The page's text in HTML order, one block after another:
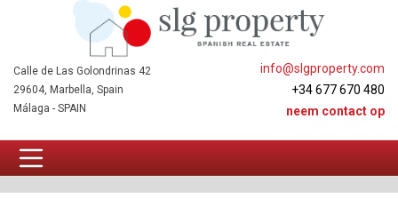
info@slgproperty.com
+34 677 670 480
neem contact op
Calle de Las Golondrinas 42
29604, Marbella, Spain
Málaga - SPAIN